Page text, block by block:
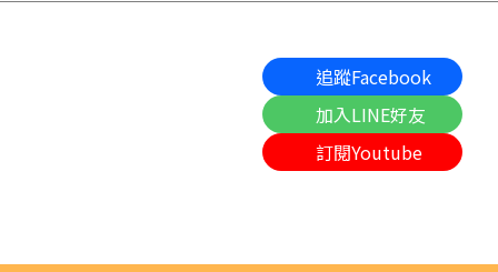
追蹤Facebook
加入LINE好友
訂閱Youtube